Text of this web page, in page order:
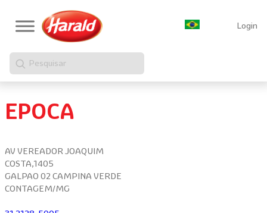
Login
Pesquisar
EPOCA
AV VEREADOR JOAQUIM
COSTA,1405
GALPAO 02 CAMPINA VERDE
CONTAGEM/MG